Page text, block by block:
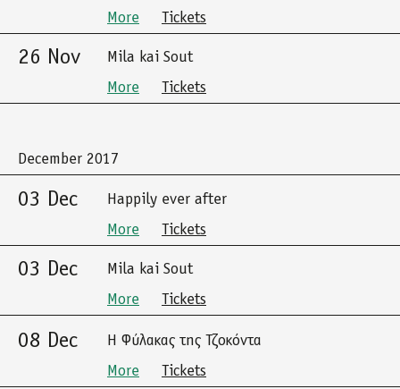
More
Tickets
26 Nov
Mila kai Sout
More
Tickets
December 2017
03 Dec
Happily ever after
More
Tickets
03 Dec
Mila kai Sout
More
Tickets
08 Dec
Η Φύλακας της Τζοκόντα
More
Tickets